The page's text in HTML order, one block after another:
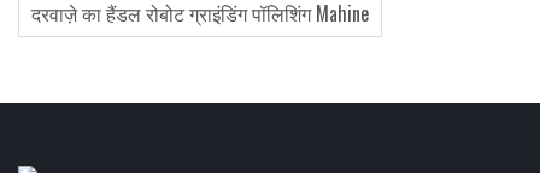
दरवाज़े का हैंडल रोबोट ग्राइंडिंग पॉलिशिंग Mahine